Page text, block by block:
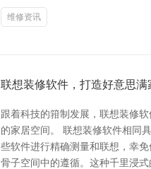
维修资讯
联想装修软件，打造好意思满
跟着科技的箝制发展，联想装修
的家居空间。 联想装修软件相同
些软件进行精确测量和联想，幸
骨子空间中的遵循。这种千里浸式